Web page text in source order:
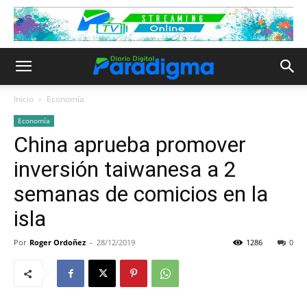
Inicio Economía
Economía
China aprueba promover
inversión taiwanesa a 2
semanas de comicios en la
isla
Por Roger Ordoñez - 28/12/2019 0
1286